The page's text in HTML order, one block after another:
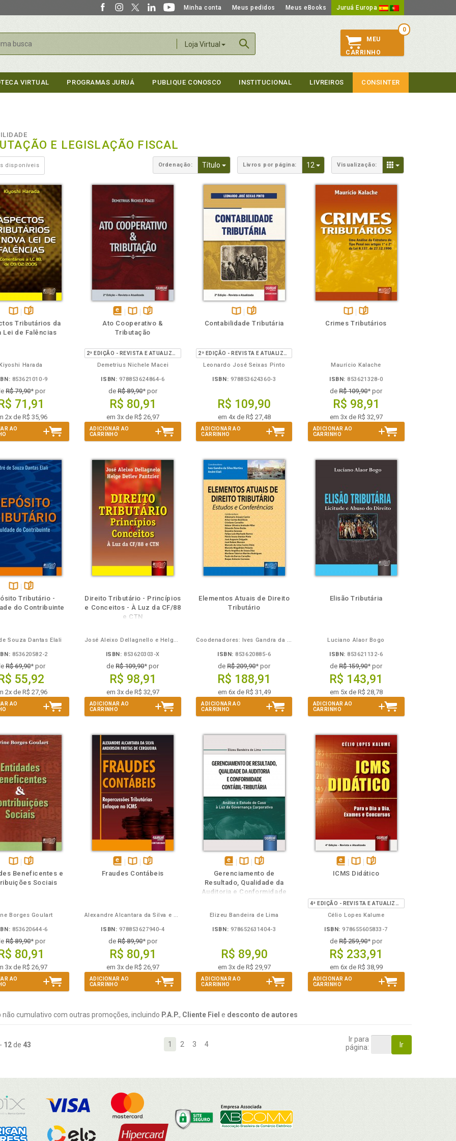
Minha conta Meus pedidos Meus eBooks Juruá Europa
Loja Virtual
0
MEU
CARRINHO
VIRTUAL PROGRAMAS JURUÁ PUBLIQUE CONOSCO INSTITUCIONAL LIVREIROS CONSINTER
E LEGISLAÇÃO FISCAL
disponíveis Ordenação: Título Toggle Dropdown
Livros por página: 12 Toggle Dropdown
Visualização: Toggle Dropdown
Disponível
na
páginas
Tributários da
Lei de Falências
Harada
853621010-9
R$ 79,90* por
R$ 71,91
2x de R$ 35,96
AO
disponível
em
Disponível
na
páginas
Ato Cooperativo &
Tributação
Demetrius Nichele Macei
ISBN: 978853624864-6
de R$ 89,90* por
R$ 80,91
em 3x de R$ 26,97
ADICIONAR AO
CARRINHO
Disponível
páginas
Contabilidade Tributária
Leonardo José Seixas Pinto
ISBN: 978853624360-3
R$ 109,90
em 4x de R$ 27,48
ADICIONAR AO
CARRINHO
Disponível
Folheie
páginas
Crimes Tributários
Maurício Kalache
ISBN: 853621328-0
deR$ 109,90* por
R$ 98,91
em 3x de R$ 32,97
ADICIONAR AO
CARRINHO
Disponível
na
páginas
Tributário -
do Contribuinte
Souza Dantas Elali
853620582-2
R$ 69,90* por
R$ 55,92
2x de R$ 27,96
AO
Direito Tributário - Princípios
e Conceitos - À Luz da CF/88
e CTN
José Aleixo Dellagnello e Helge Detlev Pantzier
ISBN: 853620303-X
deR$ 109,90* por
R$ 98,91
em 3x de R$ 32,97
ADICIONAR AO
CARRINHO
Elementos Atuais de Direito
Tributário
Coodenadores: Ives Gandra da Silva Martins e André Elali
ISBN: 853620885-6
deR$ 209,90* por
R$ 188,91
em 6x de R$ 31,49
ADICIONAR AO
CARRINHO
Elisão Tributária
Luciano Alaor Bogo
ISBN: 853621132-6
deR$ 159,90* por
R$ 143,91
em 5x de R$ 28,78
ADICIONAR AO
CARRINHO
Disponível
na
páginas
Beneficentes e
Sociais
Borges Goulart
853620644-6
R$ 89,90* por
R$ 80,91
3x de R$ 26,97
AO
disponívelDisponível
páginas
Fraudes Contábeis
Alexandre Alcantara da Silva e Anderson Freitas de Cerqueira
ISBN: 978853627940-4
de R$ 89,90* por
R$ 80,91
em 3x de R$ 26,97
ADICIONAR AO
CARRINHO
disponível
em
eBook
Disponível
na
B.V.
páginas
Gerenciamento de
Resultado, Qualidade da
Auditoria e Conformidade
Elizeu Bandeira de Lima
ISBN: 978652631404-3
R$ 89,90
em 3x de R$ 29,97
ADICIONAR AO
CARRINHO
disponível
Também
Disponível
Folheie
páginas
ICMS Didático
Célio Lopes Kalume
ISBN: 978655605833-7
deR$ 259,90* por
R$ 233,91
em 6x de R$ 38,99
ADICIONAR AO
CARRINHO
não cumulativo com outras promoções, incluindo P.A.P., Cliente Fiel e desconto de autores
- 12de 43 1 2 3 4
Ir para
página:
Ir